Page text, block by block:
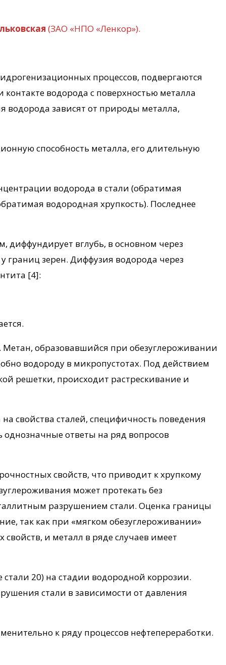
(ЗАО «НПО «Ленкор»).
процессов, подвергаются
водорода с поверхностью металла
водорода зависят от природы металла,
способность металла, его длительную
водорода в стали (обратимая
водородная хрупкость). Последнее
диффундирует вглубь, в основном через
границ зерен. Диффузия водорода через
[4]:
образовавшийся при обезуглероживании
водороду в микропустотах. Под действием
решетки, происходит растрескивание и
свойства сталей, специфичность поведения
однозначные ответы на ряд вопросов
свойств, что приводит к хрупкому
может протекать без
разрушением стали. Оценка границы
так как при «мягком обезуглероживании»
и металл в ряде случаев имеет
20) на стадии водородной коррозии.
стали в зависимости от давления
к ряду процессов нефтепереработки.